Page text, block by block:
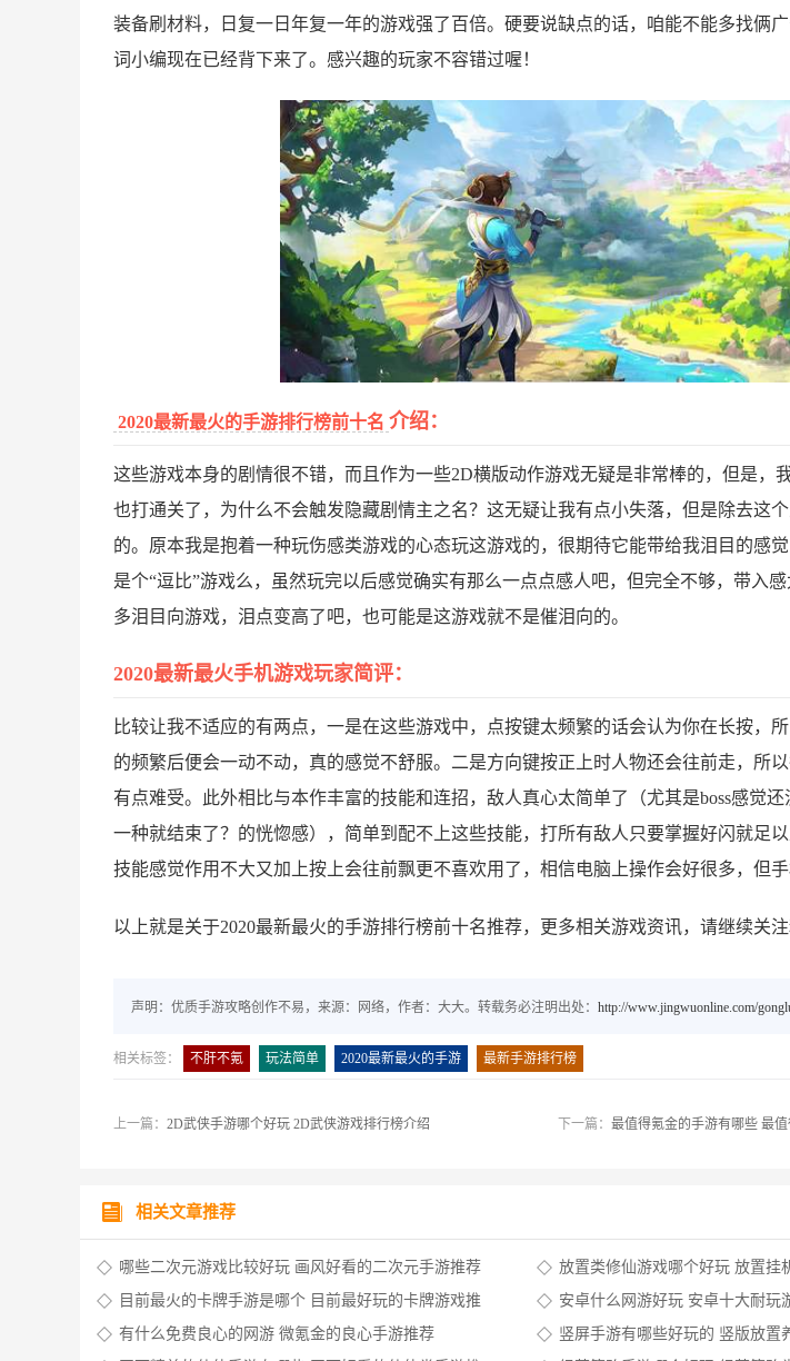
装备刷材料，日复一日年复一年的游戏强了百倍。硬要说缺点的话，咱能不能多找俩
词小编现在已经背下来了。感兴趣的玩家不容错过喔！
2020最新最火的手游排行榜前十名 介绍：
这些游戏本身的剧情很不错，而且作为一些2D横版动作游戏无疑是非常棒的，但是，
也打通关了，为什么不会触发隐藏剧情主之名？这无疑让我有点小失落，但是除去这
的。原本我是抱着一种玩伤感类游戏的心态玩这游戏的，很期待它能带给我泪目的感
是个“逗比”游戏么，虽然玩完以后感觉确实有那么一点点感人吧，但完全不够，带入
多泪目向游戏，泪点变高了吧，也可能是这游戏就不是催泪向的。
2020最新最火手机游戏玩家简评：
比较让我不适应的有两点，一是在这些游戏中，点按键太频繁的话会认为你在长按，
的频繁后便会一动不动，真的感觉不舒服。二是方向键按正上时人物还会往前走，所以
有点难受。此外相比与本作丰富的技能和连招，敌人真心太简单了（尤其是boss感觉
一种就结束了？的恍惚感），简单到配不上这些技能，打所有敌人只要掌握好闪就足
技能感觉作用不大又加上按上会往前飘更不喜欢用了，相信电脑上操作会好很多，但手
以上就是关于2020最新最火的手游排行榜前十名推荐，更多相关游戏资讯，请继续关注
声明：优质手游攻略创作不易，来源：网络，作者：大大。转载务必注明出处： http://www.jingwuonline.com/
相关标签： 不肝不氪 玩法简单 2020最新最火的手游 最新手游排行榜
上一篇： 2D武侠手游哪个好玩 2D武侠游戏排行榜介绍 下一篇： 最值得氪金的手游有哪些 最
相关文章推荐
哪些二次元游戏比较好玩 画风好看的二次元手游推荐
放置类修仙游戏哪个好玩 放置挂
目前最火的卡牌手游是哪个 目前最好玩的卡牌游戏推
安卓什么网游好玩 安卓十大耐玩
有什么免费良心的网游 微氪金的良心手游推荐
竖屏手游有哪些好玩的 竖版放置